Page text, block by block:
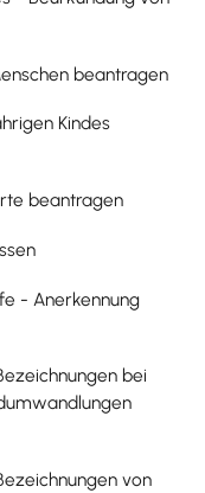
beantragen
Kindes
beantragen
- Anerkennung
bei
von